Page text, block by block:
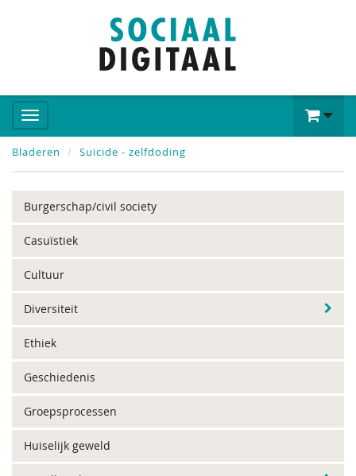
Bladeren Suïcide - zelfdoding
Burgerschap/civil society
Casuïstiek
Cultuur
Diversiteit
Ethiek
Geschiedenis
Groepsprocessen
Huiselijk geweld